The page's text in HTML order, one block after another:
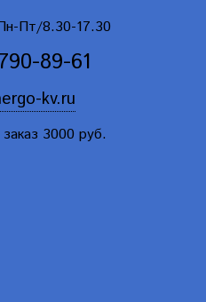
Пт/8.30-17.30
89-61
kv.ru
3000 руб.